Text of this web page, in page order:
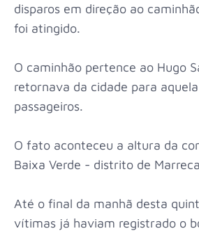
disparos em direção ao
foi atingido.
O caminhão pertence ao Hugo
retornava da cidade para
passageiros.
O fato aconteceu a altura da
Baixa Verde - distrito de
Até o final da manhã desta
vítimas já haviam registrado o